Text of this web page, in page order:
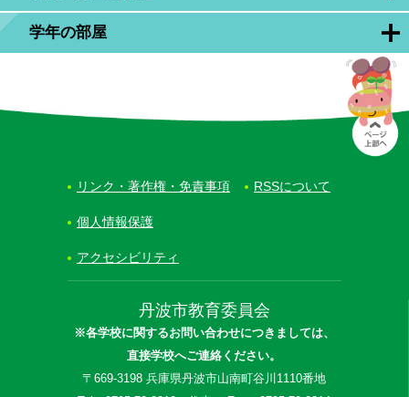
学年の部屋
丹波市教育委員会
※各学校に関するお問い合わせにつきましては、
直接学校へご連絡ください。
〒669-3198 兵庫県丹波市山南町谷川1110番地
リンク・著作権・免責事項 RSSについて
個人情報保護
アクセシビリティ